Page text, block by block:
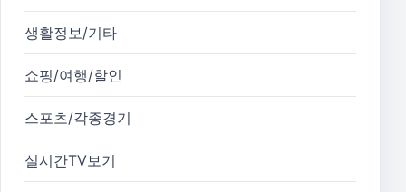
생활정보/기타
쇼핑/여행/할인
스포츠/각종경기
실시간TV보기